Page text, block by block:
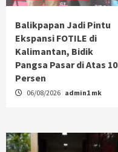
Balikpapan Jadi Pintu
Ekspansi FOTILE di
Kalimantan, Bidik
Pangsa Pasar di Atas 10
Persen
06/08/2026 admin1 mk